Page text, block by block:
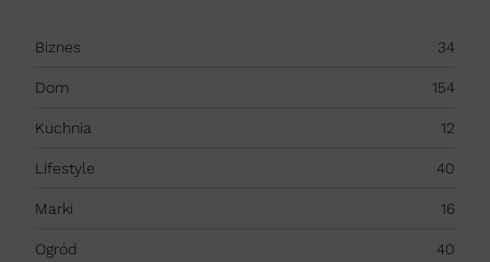
Biznes 34
Dom 154
Kuchnia 12
Lifestyle 40
Marki 16
Ogród 40